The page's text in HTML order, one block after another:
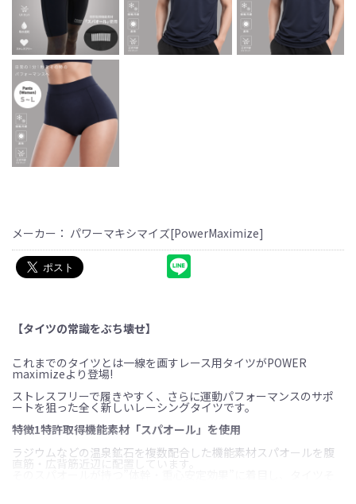
メーカー： パワーマキシマイズ[PowerMaximize]
【タイツの常識をぶち壊せ】
これまでのタイツとは一線を画すレース用タイツがPOWER
maximizeより登場!
ストレスフリーで履きやすく、さらに運動パフォーマンスのサポ
ートを狙った全く新しいレーシングタイツです。
特徴1特許取得機能素材「スパオール」を使用
ラジウムなどの温泉鉱石を複数配合した機能素材スパオールを腹
直筋・広背筋近辺に配置しています。